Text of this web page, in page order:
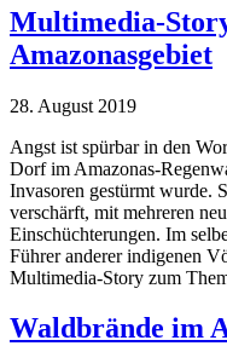
Multimedia-
Amazonasgebiet
28. August 2019
Angst ist spürbar in den
Dorf im Amazonas-
Invasoren gestürmt wurde.
verschärft, mit mehreren
Einschüchterungen. Im
Führer anderer indigenen
Multimedia-Story zum
Waldbrände im